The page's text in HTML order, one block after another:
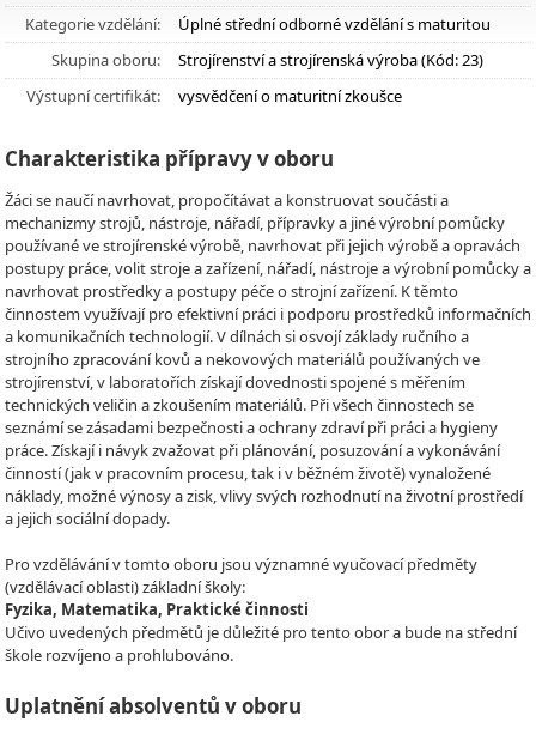
Kategorie vzdělání:
Úplné střední odborné vzdělání s maturitou
Skupina oboru:
Strojírenství a strojírenská výroba (Kód: 23)
Výstupní certifikát:
vysvědčení o maturitní zkoušce
Charakteristika přípravy v oboru
Žáci se naučí navrhovat, propočítávat a konstruovat součásti a
mechanizmy strojů, nástroje, nářadí, přípravky a jiné výrobní pomůcky
používané ve strojírenské výrobě, navrhovat při jejich výrobě a opravách
postupy práce, volit stroje a zařízení, nářadí, nástroje a výrobní pomůcky a
navrhovat prostředky a postupy péče o strojní zařízení. K těmto
činnostem využívají pro efektivní práci i podporu prostředků informačních
a komunikačních technologií. V dílnách si osvojí základy ručního a
strojního zpracování kovů a nekovových materiálů používaných ve
strojírenství, v laboratořích získají dovednosti spojené s měřením
technických veličin a zkoušením materiálů. Při všech činnostech se
seznámí se zásadami bezpečnosti a ochrany zdraví při práci a hygieny
práce. Získají i návyk zvažovat při plánování, posuzování a vykonávání
činností (jak v pracovním procesu, tak i v běžném životě) vynaložené
náklady, možné výnosy a zisk, vlivy svých rozhodnutí na životní prostředí
a jejich sociální dopady.
Pro vzdělávání v tomto oboru jsou významné vyučovací předměty
(vzdělávací oblasti) základní školy:
Fyzika, Matematika, Praktické činnosti
Učivo uvedených předmětů je důležité pro tento obor a bude na střední
škole rozvíjeno a prohlubováno.
Uplatnění absolventů v oboru